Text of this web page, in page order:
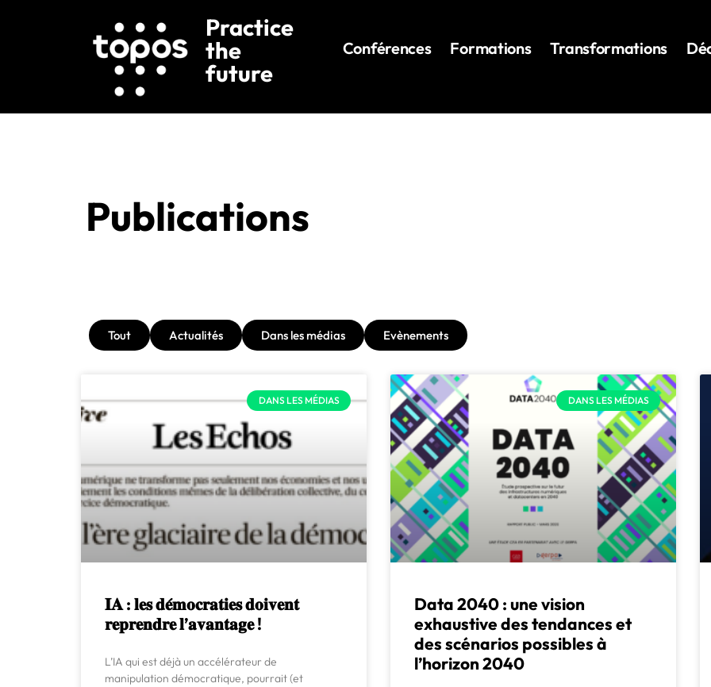
Practice
the
future
Conférences Formations Transformations
Publications
Tout Actualités Dans les médias Evènements
DANS LES MÉDIAS
𝐈𝐀 : 𝐥𝐞𝐬 𝐝𝐞́𝐦𝐨𝐜𝐫𝐚𝐭𝐢𝐞𝐬 𝐝𝐨𝐢𝐯𝐞𝐧𝐭
𝐫𝐞𝐩𝐫𝐞𝐧𝐝𝐫𝐞 𝐥’𝐚𝐯𝐚𝐧𝐭𝐚𝐠𝐞 !
L’IA qui est déjà un accélérateur de
manipulation démocratique, pourrait (et
DANS LES MÉDIAS
Data 2040 : une vision
exhaustive des tendances et
des scénarios possibles à
l’horizon 2040